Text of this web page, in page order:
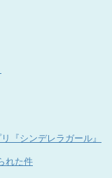
『シンデレラガール』
れた件